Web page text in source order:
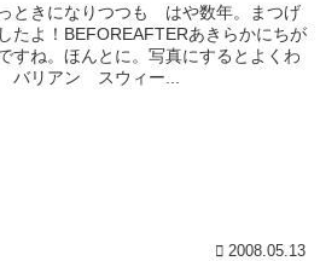
ときになりつつも はや数年。まつげ
たよ！BEFOREAFTERあきらかにちが
すね。ほんとに。写真にするとよくわ
リアン スウィー...
2008.05.13